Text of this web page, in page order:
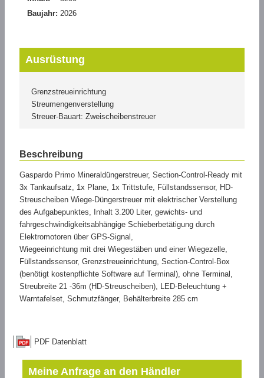
Baujahr: 2026
Ausrüstung
Grenzstreueinrichtung
Streumengenverstellung
Streuer-Bauart: Zweischeibenstreuer
Beschreibung
Gaspardo Primo Mineraldüngerstreuer, Section-Control-Ready mit
3x Tankaufsatz, 1x Plane, 1x Trittstufe, Füllstandssensor, HD-
Streuscheiben Wiege-Düngerstreuer mit elektrischer Verstellung
des Aufgabepunktes, Inhalt 3.200 Liter, gewichts- und
fahrgeschwindigkeitsabhängige Schieberbetätigung durch
Elektromotoren über GPS-Signal,
Wiegeeinrichtung mit drei Wiegestäben und einer Wiegezelle,
Füllstandssensor, Grenzstreueinrichtung, Section-Control-Box
(benötigt kostenpflichte Software auf Terminal), ohne Terminal,
Streubreite 21 -36m (HD-Streuscheiben), LED-Beleuchtung +
Warntafelset, Schmutzfänger, Behälterbreite 285 cm
PDF Datenblatt
Meine Anfrage an den Händler